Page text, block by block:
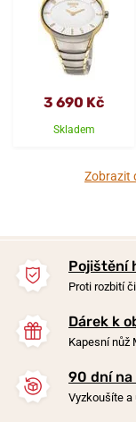
3 690 Kč
Skladem
Zobrazit
Pojištění
Proti rozbití
Dárek k
Kapesní nůž
90 dní
Vyzkoušíte a